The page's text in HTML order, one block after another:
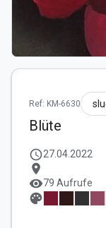
Ref: KM-6630
Blüte
schedule27.04.2022
location_on
visibility79 Aufrufe
palette